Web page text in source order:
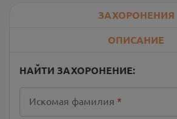
ЗАХОРОНЕНИЯ
ОПИСАНИЕ
НАЙТИ ЗАХОРОНЕНИЕ:
Искомая фамилия *